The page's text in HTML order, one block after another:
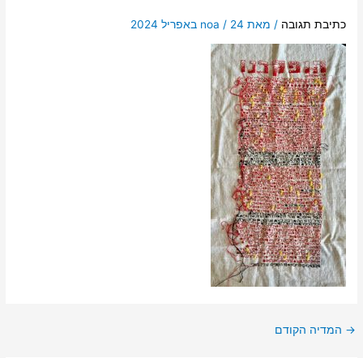
כתיבת תגובה / מאת noa / 24 באפריל 2024
→ המדיה הקודם